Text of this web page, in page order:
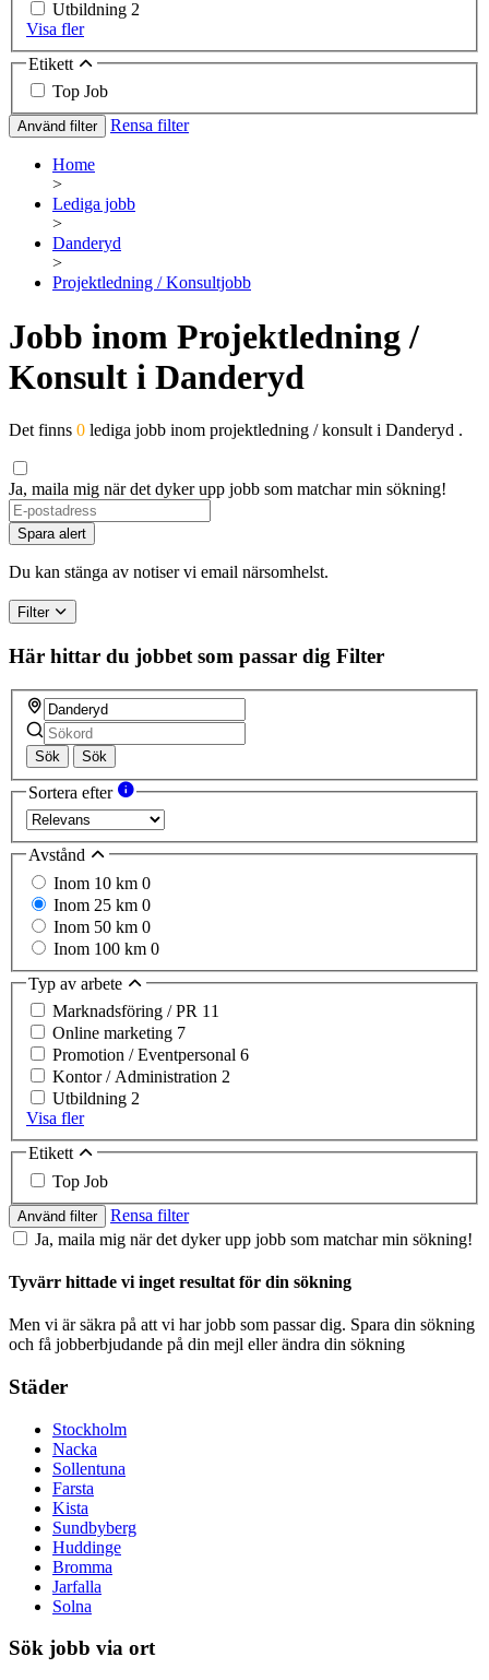
Utbildning 2
Visa fler
Etikett
Top Job
Använd filter Rensa filter
Home
>
Lediga jobb
>
Danderyd
>
Projektledning / Konsultjobb
Jobb inom Projektledning /
Konsult i Danderyd
Det finns 0 lediga jobb inom projektledning / konsult i Danderyd .
Ja, maila mig när det dyker upp jobb som matchar min sökning!
Spara alert
Du kan stänga av notiser vi email närsomhelst.
Filter
Här hittar du jobbet som passar dig Filter
Sök Sök
Sortera efter
Avstånd
Inom 10 km 0
Inom 25 km 0
Inom 50 km 0
Inom 100 km 0
Typ av arbete
Marknadsföring / PR 11
Online marketing 7
Promotion / Eventpersonal 6
Kontor / Administration 2
Utbildning 2
Visa fler
Etikett
Top Job
Använd filter
Rensa filter
Ja, maila mig när det dyker upp jobb som matchar min sökning!
Tyvärr hittade vi inget resultat för din sökning
Men vi är säkra på att vi har jobb som passar dig. Spara din sökning
och få jobberbjudande på din mejl eller ändra din sökning
Städer
Stockholm
Nacka
Sollentuna
Farsta
Kista
Sundbyberg
Huddinge
Bromma
Jarfalla
Solna
Sök jobb via ort